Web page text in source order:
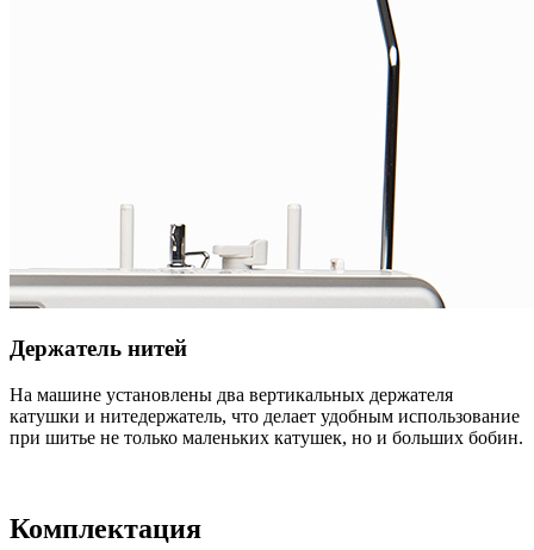
Держатель нитей
На машине установлены два вертикальных держателя
катушки и нитедержатель, что делает удобным использование
при шитье не только маленьких катушек, но и больших бобин.
Комплектация